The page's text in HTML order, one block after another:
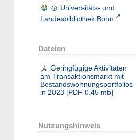
Universitäts- und
Landesbibliothek Bonn
Dateien
Geringfügige Aktivitäten
am Transaktionsmarkt mit
Bestandswohnungsportfolios
in 2023 [PDF 0.45 mb]
Nutzungshinweis